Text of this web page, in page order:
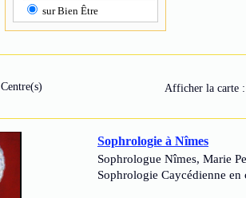
sur Bien Être
Centre(s) Afficher la carte
Sophrologie à Nîmes
Sophrologue Nîmes, Marie
Sophrologie Caycédienne